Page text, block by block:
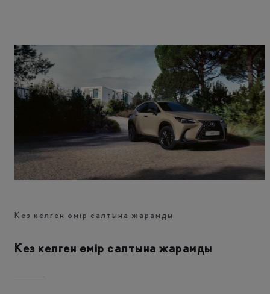
Кез келген өмір салтына жарамды
Кез келген өмір салтына жарамды